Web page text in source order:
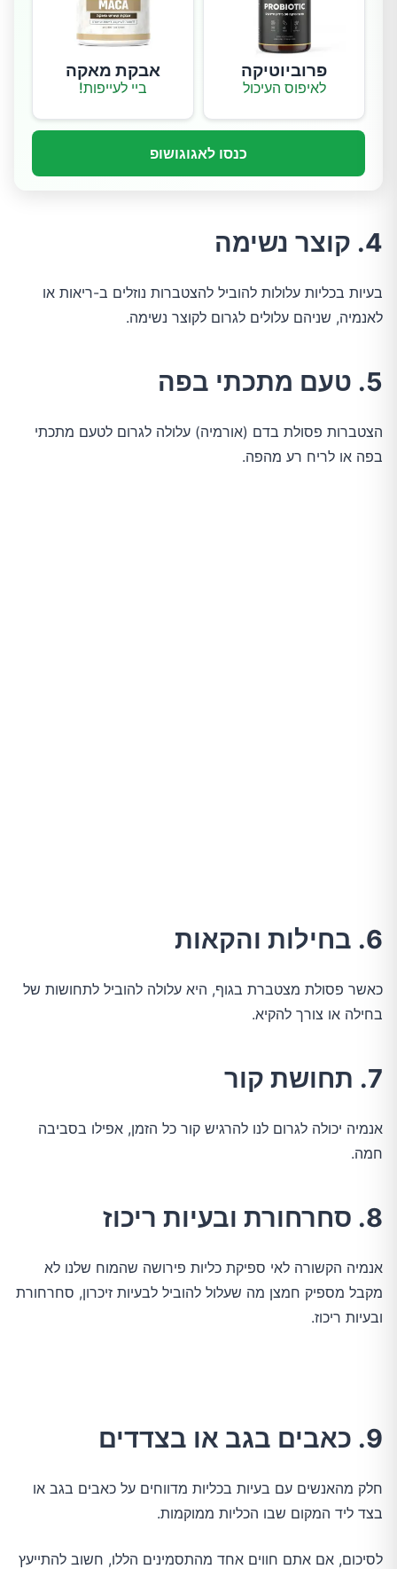
פרוביוטיקה
לאיפוס העיכול
אבקת מאקה
ביי לעייפות!
כנסו לאגוגושופ
4. קוצר נשימה
בעיות בכליות עלולות להוביל להצטברות נוזלים ב-ריאות או
לאנמיה, שניהם עלולים לגרום לקוצר נשימה.
5. טעם מתכתי בפה
הצטברות פסולת בדם (אורמיה) עלולה לגרום לטעם מתכתי
בפה או לריח רע מהפה.
6. בחילות והקאות
כאשר פסולת מצטברת בגוף, היא עלולה להוביל לתחושות של
בחילה או צורך להקיא.
7. תחושת קור
אנמיה יכולה לגרום לנו להרגיש קור כל הזמן, אפילו בסביבה
חמה.
8. סחרחורת ובעיות ריכוז
אנמיה הקשורה לאי ספיקת כליות פירושה שהמוח שלנו לא
מקבל מספיק חמצן מה שעלול להוביל לבעיות זיכרון, סחרחורת
ובעיות ריכוז.
9. כאבים בגב או בצדדים
חלק מהאנשים עם בעיות בכליות מדווחים על כאבים בגב או
בצד ליד המקום שבו הכליות ממוקמות.
לסיכום, אם אתם חווים אחד מהתסמינים הללו, חשוב להתייעץ